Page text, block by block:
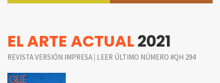
EL ARTE ACTUAL2021
REVISTA VERSIÓN IMPRESA | LEER ÚLTIMO NÚMERO #QH 294